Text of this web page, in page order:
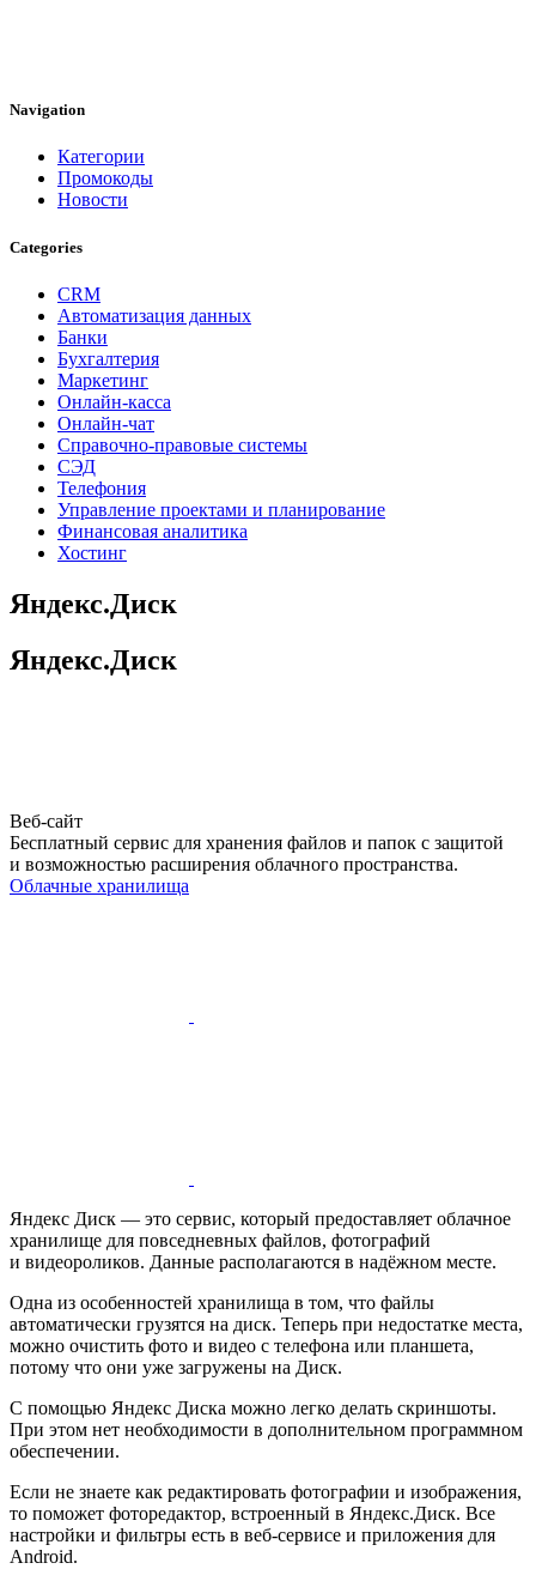
Navigation
Категории
Промокоды
Новости
Categories
CRM
Автоматизация данных
Банки
Бухгалтерия
Маркетинг
Онлайн-касса
Онлайн-чат
Справочно-правовые системы
СЭД
Телефония
Управление проектами и планирование
Финансовая аналитика
Хостинг
Яндекс.Диск
Яндекс.Диск
Веб-сайт
Бесплатный сервис для хранения файлов и папок с защитой
и возможностью расширения облачного пространства.
Облачные хранилища
Яндекс Диск — это сервис, который предоставляет облачное
хранилище для повседневных файлов, фотографий
и видеороликов. Данные располагаются в надёжном месте.
Одна из особенностей хранилища в том, что файлы
автоматически грузятся на диск. Теперь при недостатке места,
можно очистить фото и видео с телефона или планшета,
потому что они уже загружены на Диск.
С помощью Яндекс Диска можно легко делать скриншоты.
При этом нет необходимости в дополнительном программном
обеспечении.
Если не знаете как редактировать фотографии и изображения,
то поможет фоторедактор, встроенный в Яндекс.Диск. Все
настройки и фильтры есть в веб-сервисе и приложения для
Android.